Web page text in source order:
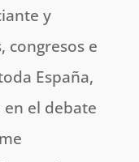
y
congresos e
España,
el debate